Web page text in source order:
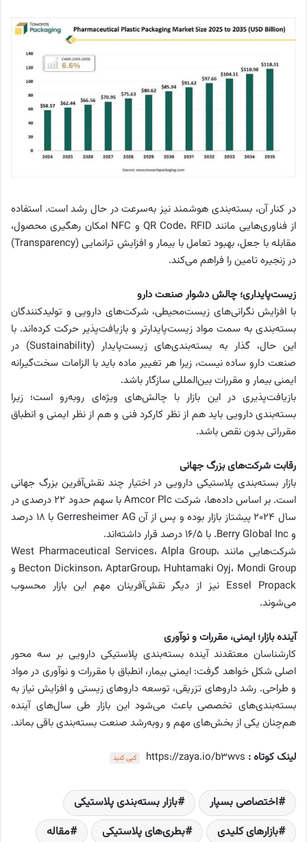
در کنار آن، بسته‌بندی هوشمند نیز به‌سرعت در حال رشد است. استفاده
از فناوری‌هایی مانند QR Code، RFID و NFC امکان رهگیری محصول،
مقابله با جعل، بهبود تعامل با بیمار و افزایش ترانمایی (Transparency)
در زنجیره تامین را فراهم می‌کند.
زیست‌پایداری؛ چالش دشوار صنعت دارو
با افزایش نگرانی‌های زیست‌محیطی، شرکت‌های دارویی و تولیدکنندگان
بسته‌بندی به سمت مواد زیست‌پایدارتر و بازیافت‌پذیر حرکت کرده‌اند. با
این حال، گذار به بسته‌بندی‌های زیست‌پایدار (Sustainability) در
صنعت دارو ساده نیست، زیرا هر تغییر ماده باید با الزامات سخت‌گیرانه
ایمنی بیمار و مقررات بین‌المللی سازگار باشد.
بازیافت‌پذیری در این بازار با چالش‌های ویژه‌ای روبه‌رو است؛ زیرا
بسته‌بندی دارویی باید هم از نظر کارکرد فنی و هم از نظر ایمنی و انطباق
مقرراتی بدون نقص باشد.
رقابت شرکت‌های بزرگ جهانی
بازار بسته‌بندی پلاستیکی دارویی در اختیار چند نقش‌آفرین بزرگ جهانی
است. بر اساس داده‌ها، شرکت Amcor Plc با سهم حدود ۲۲ درصدی در
سال ۲۰۲۴ پیشتاز بازار بوده و پس از آن Gerresheimer AG با ۱۸ درصد
و Berry Global Inc. با ۱۶/۵ درصد قرار داشته‌اند.
شرکت‌هایی مانند West Pharmaceutical Services، Alpla Group،
Becton Dickinson، AptarGroup، Huhtamaki Oyj، Mondi Group و
Essel Propack نیز از دیگر نقش‌‌آفرینان مهم این بازار محسوب
می‌شوند.
آینده بازار؛ ایمنی، مقررات و نوآوری
کارشناسان معتقدند آینده بسته‌بندی پلاستیکی دارویی بر سه محور
اصلی شکل خواهد گرفت: ایمنی بیمار، انطباق با مقررات و نوآوری در مواد
و طراحی. رشد داروهای تزریقی، توسعه داروهای زیستی و افزایش نیاز به
بسته‌بندی‌های تخصصی باعث می‌شود این بازار طی سال‌های آینده
هم‌چنان یکی از بخش‌های مهم و رو‌به‌رشد صنعت بسته‌بندی باقی بماند.
لینک کوتاه : https://zaya.io/b3wvs کپی کنید
اختصاصی بسپار
بازار بسته‌بندی پلاستیکی
بازارهای کلیدی
بطری‌های پلاستیکی مقاله